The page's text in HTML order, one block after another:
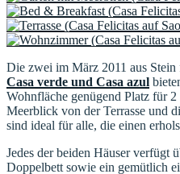
Die zwei im März 2011 aus Stein
Casa verde und Casa azul
Wohnfläche genügend Platz für
Meerblick von der Terrasse und
sind ideal für alle, die einen
Jedes der beiden Häuser verfügt
Doppelbett sowie ein gemütlich